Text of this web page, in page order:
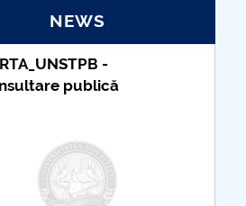
NEWS
Taxe de școlarizare
indexate – Centrul